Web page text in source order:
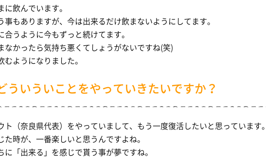
に飲んでいます。
事もありますが、今は出来るだけ飲まないようにしてます。
合うように今もずっと続けてます。
なかったら気持ち悪くてしょうがないですね(笑)
むようになりました。
ういういことをやっていきたいですか？
ト（奈良県代表）をやっていまして、もう一度復活したいと思っています。
た時が、一番楽しいと思うんですよね。
に「出来る」を感じで貰う事が夢ですね。